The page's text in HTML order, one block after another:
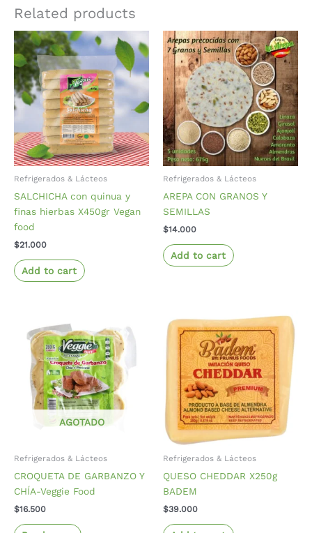
Related products
Refrigerados & Lácteos
SALCHICHA con quinua y
finas hierbas X450gr Vegan
food
$21.000
Add to cart
Refrigerados & Lácteos
AREPA CON GRANOS Y
SEMILLAS
$14.000
Add to cart
AGOTADO
Refrigerados & Lácteos
CROQUETA DE GARBANZO Y
CHÍA-Veggie Food
$16.500
Refrigerados & Lácteos
QUESO CHEDDAR X250g
BADEM
$39.000